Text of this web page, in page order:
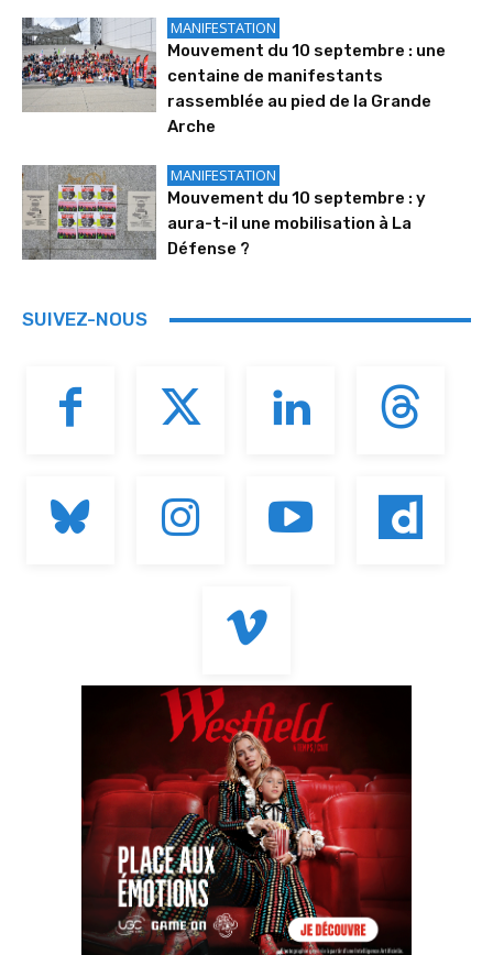
MANIFESTATION
Mouvement du 10 septembre : une
centaine de manifestants
rassemblée au pied de la Grande
Arche
MANIFESTATION
Mouvement du 10 septembre : y
aura-t-il une mobilisation à La
Défense ?
SUIVEZ-NOUS